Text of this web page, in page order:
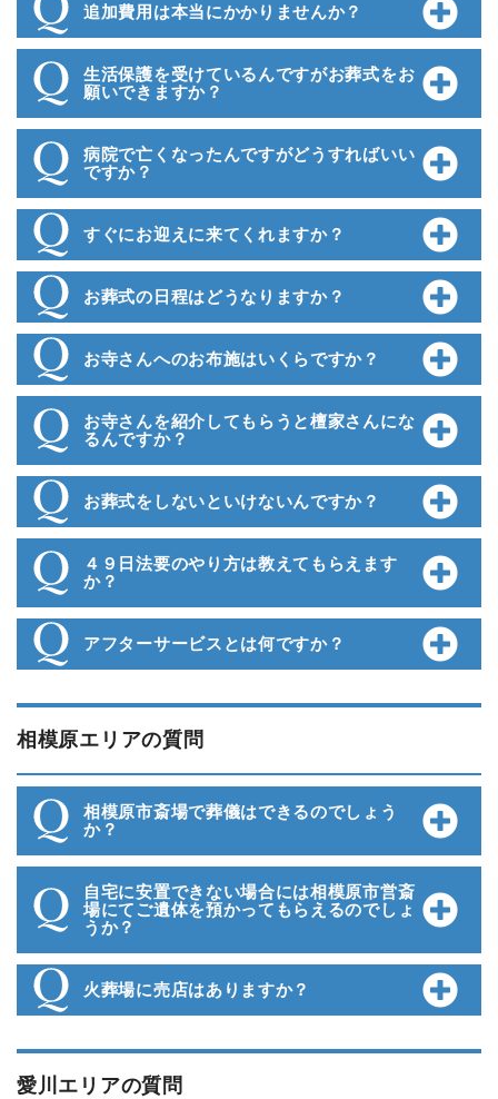
追加費用は本当にかかりませんか？
生活保護を受けているんですがお葬式をお
願いできますか？
病院で亡くなったんですがどうすればいい
ですか？
すぐにお迎えに来てくれますか？
お葬式の日程はどうなりますか？
お寺さんへのお布施はいくらですか？
お寺さんを紹介してもらうと檀家さんにな
るんですか？
お葬式をしないといけないんですか？
４９日法要のやり方は教えてもらえます
か？
アフターサービスとは何ですか？
相模原エリアの質問
相模原市斎場で葬儀はできるのでしょう
か？
自宅に安置できない場合には相模原市営斎
場にてご遺体を預かってもらえるのでしょ
うか？
火葬場に売店はありますか？
愛川エリアの質問